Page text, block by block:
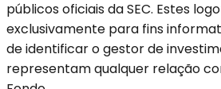
públicos oficiais da SEC. Estes
exclusivamente para fins
de identificar o gestor de
representam qualquer relação